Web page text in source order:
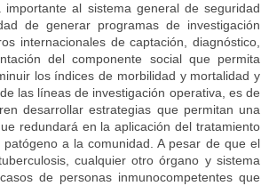
al sistema general de seguridad
de generar programas de investigación
internacionales de captación, diagnóstico,
del componente social que permita
los índices de morbilidad y mortalidad y
las líneas de investigación operativa, es de
desarrollar estrategias que permitan una
redundará en la aplicación del tratamiento
a la comunidad. A pesar de que el
cualquier otro órgano y sistema
de personas inmunocompetentes que